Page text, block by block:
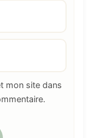
mon site dans